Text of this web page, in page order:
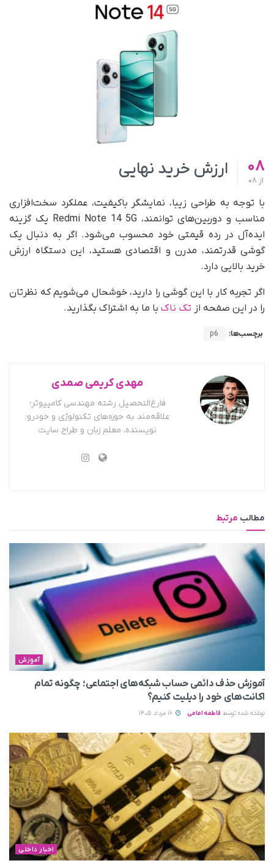
08
از
ارزش خرید نهایی
با توجه به طراحی زیبا، نمایشگر باکیفیت، عملکرد سخت‌افزاری
مناسب و دوربین‌های توانمند، Redmi Note 14 5G یک گزینه
ایده‌آل در رده قیمتی خود محسوب می‌شود. اگر به دنبال یک
گوشی قدرتمند، مدرن و اقتصادی هستید، این دستگاه ارزش
خرید بالایی دارد.
اگر تجربه کار با این گوشی را دارید، خوشحال می‌شویم که نظرتان
را در این صفحه از تک ناک با ما به اشتراک بگذارید.
برچسب‌ها: p6
مهدی کریمی صمدی
فارغ‌التحصیل رشته مهندسی کامپیوتر؛
علاقه‌مند به حوزه‌های تکنولوژی و خودرو؛
نویسنده، معلم زبان و طراح سایت
مطالب مرتبط
آموزش
آموزش حذف دائمی حساب شبکه‌های اجتماعی؛ چگونه تمام
اکانت‌های خود را دیلیت کنیم؟
نوشته شده توسط فاطمه امامی
اخبار داخلی